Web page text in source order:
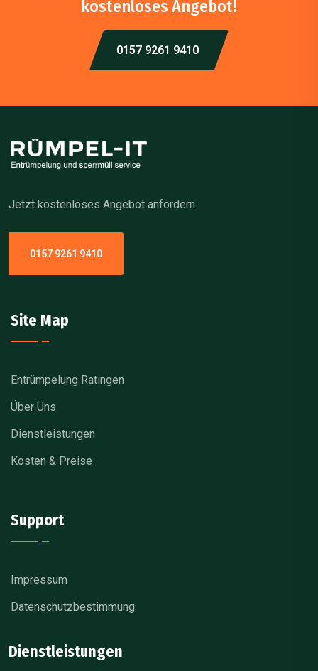
kostenloses Angebot!
0157 9261 9410
Jetzt kostenloses Angebot anfordern
0157 9261 9410
Site Map
Entrümpelung Ratingen
Über Uns
Dienstleistungen
Kosten & Preise
Support
Impressum
Datenschutzbestimmung
Dienstleistungen